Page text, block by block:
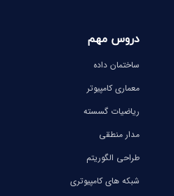
دروس مهم
ساختمان داده
معماری کامپیوتر
ریاضیات گسسته
مدار منطقی
طراحی الگوریتم
شبکه های کامپیوتری